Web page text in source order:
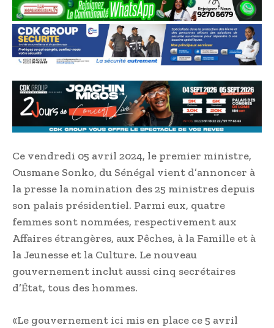
Ce vendredi 05 avril 2024, le premier ministre,
Ousmane Sonko, du Sénégal vient d’annoncer à
la presse la nomination des 25 ministres depuis
son palais présidentiel. Parmi eux, quatre
femmes sont nommées, respectivement aux
Affaires étrangères, aux Pêches, à la Famille et à
la Jeunesse et la Culture. Le nouveau
gouvernement inclut aussi cinq secrétaires
d’État, tous des hommes.
«Le gouvernement ici mis en place ce 5 avril